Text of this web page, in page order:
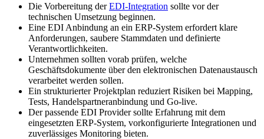
Die Vorbereitung derEDI-Integration sollte vor der
technischen Umsetzung beginnen.
Eine EDI Anbindung an ein ERP-System erfordert klare
Anforderungen, saubere Stammdaten und definierte
Verantwortlichkeiten.
Unternehmen sollten vorab prüfen, welche
Geschäftsdokumente über den elektronischen Datenaustausch
verarbeitet werden sollen.
Ein strukturierter Projektplan reduziert Risiken bei Mapping,
Tests, Handelspartneranbindung und Go-live.
Der passende EDI Provider sollte Erfahrung mit dem
eingesetzten ERP-System, vorkonfigurierte Integrationen und
zuverlässiges Monitoring bieten.